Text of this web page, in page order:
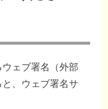
ェブ署名（外部
、ウェブ署名サ